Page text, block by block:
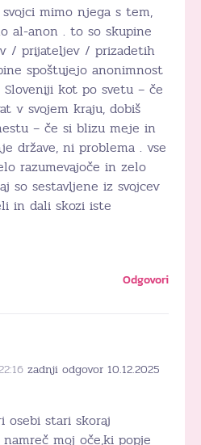
mimo njega s tem,
al-anon . to so skupine
/ prijateljev / prizadetih
spoštujejo anonimnost
kot po svetu – če
v svojem kraju, dobiš
– če si blizu meje in
države, ni problema . vse
razumevajoče in zelo
so sestavljene iz svojcev
in dali skozi iste
Odgovori
zadnji odgovor 10.12.2025
osebi stari skoraj
moj oče,ki popje